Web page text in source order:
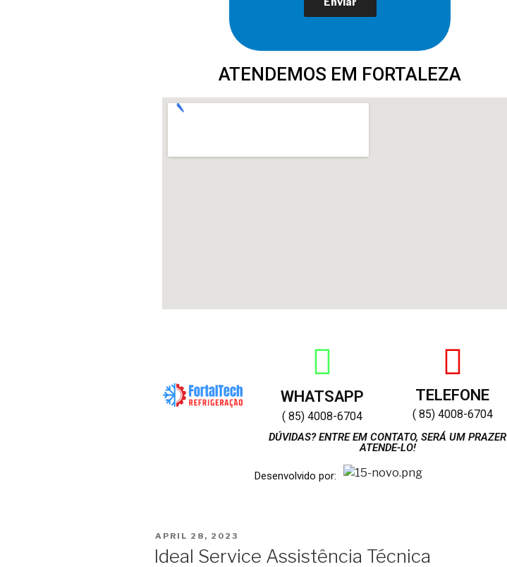
ATENDEMOS EM FORTALEZA
WHATSAPP
( 85) 4008-6704
TELEFONE
( 85) 4008-6704
DÚVIDAS? ENTRE EM CONTATO, SERÁ UM PRAZER
ATENDE-LO!
Desenvolvido por:
APRIL 28, 2023
Ideal Service Assistência Técnica